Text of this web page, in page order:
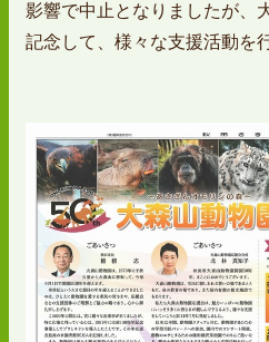
影響で中止となりましたが、
記念して、様々な支援活動を